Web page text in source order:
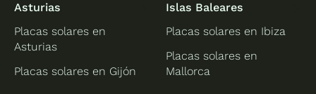
Asturias
Placas solares en
Asturias
Placas solares en Gijón
Islas Baleares
Placas solares en Ibiza
Placas solares en
Mallorca